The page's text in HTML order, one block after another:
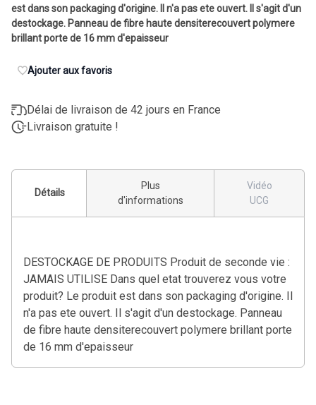
est dans son packaging d'origine. Il n'a pas ete ouvert. Il s'agit d'un
destockage. Panneau de fibre haute densiterecouvert polymere
brillant porte de 16 mm d'epaisseur
Ajouter aux favoris
Délai de livraison de 42 jours en France
Livraison gratuite !
Détails
Plus
d'informations
Vidéo
UCG
DESTOCKAGE DE PRODUITS Produit de seconde vie :
JAMAIS UTILISE Dans quel etat trouverez vous votre
produit? Le produit est dans son packaging d'origine. Il
n'a pas ete ouvert. Il s'agit d'un destockage. Panneau
de fibre haute densiterecouvert polymere brillant porte
de 16 mm d'epaisseur